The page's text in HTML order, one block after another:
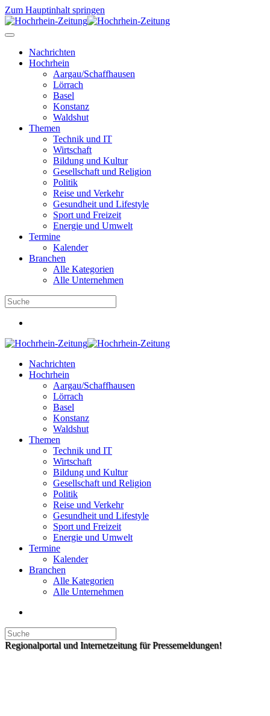
Zum Hauptinhalt springen
Nachrichten
Hochrhein
Aargau/Schaffhausen
Lörrach
Basel
Konstanz
Waldshut
Themen
Technik und IT
Wirtschaft
Bildung und Kultur
Gesellschaft und Religion
Politik
Reise und Verkehr
Gesundheit und Lifestyle
Sport und Freizeit
Energie und Umwelt
Termine
Kalender
Branchen
Alle Kategorien
Alle Unternehmen
Nachrichten
Hochrhein
Aargau/Schaffhausen
Lörrach
Basel
Konstanz
Waldshut
Themen
Technik und IT
Wirtschaft
Bildung und Kultur
Gesellschaft und Religion
Politik
Reise und Verkehr
Gesundheit und Lifestyle
Sport und Freizeit
Energie und Umwelt
Termine
Kalender
Branchen
Alle Kategorien
Alle Unternehmen
Regionalportal und Internetzeitung für Pressemeldungen!